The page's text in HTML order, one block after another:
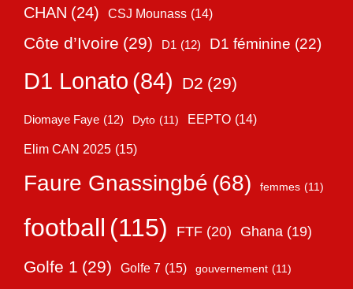
CHAN (24) CSJ Mounass (14)
Côte d’Ivoire (29) D1 (12) D1 féminine (22)
D1 Lonato (84) D2 (29)
Diomaye Faye (12) Dyto (11) EEPTO (14)
Elim CAN 2025 (15)
Faure Gnassingbé (68) femmes (11)
football (115) FTF (20) Ghana (19)
Golfe 1 (29) Golfe 7 (15) gouvernement (11)